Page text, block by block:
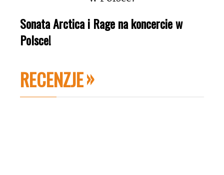
Sonata Arctica i Rage na koncercie w
Polsce!
RECENZJE